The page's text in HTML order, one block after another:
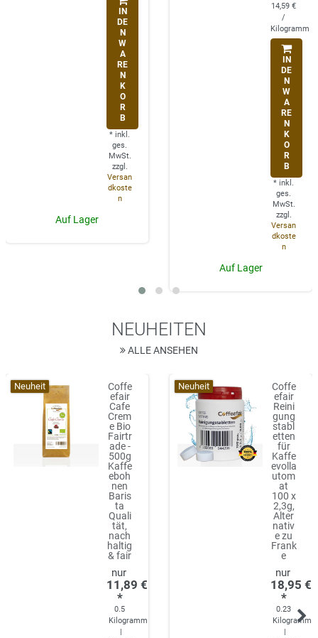
IN
DE
N
W
A
RE
N
K
O
R
B
* inkl.
ges.
MwSt.
zzgl.
Versan
dkoste
n
Auf Lager
14,59 €
/
Kilogramm
IN
DE
N
W
A
RE
N
K
O
R
B
* inkl.
ges.
MwSt.
zzgl.
Versan
dkoste
n
Auf Lager
NEUHEITEN
ALLE ANSEHEN
Neuheit
Coffe
efair
Cafe
Crem
e Bio
Fairtr
ade -
500g
Kaffe
eboh
nen
Baris
ta
Quali
tät,
nach
haltig
& fair
11,89 €
*
0.5
Kilogramm
Neuheit
Coffe
efair
Reini
gung
stabl
etten
für
Kaffe
evolla
utom
at
100 x
2,3g,
Alter
nativ
e zu
Frank
e
18,95 €
*
0.23
Kilogramm